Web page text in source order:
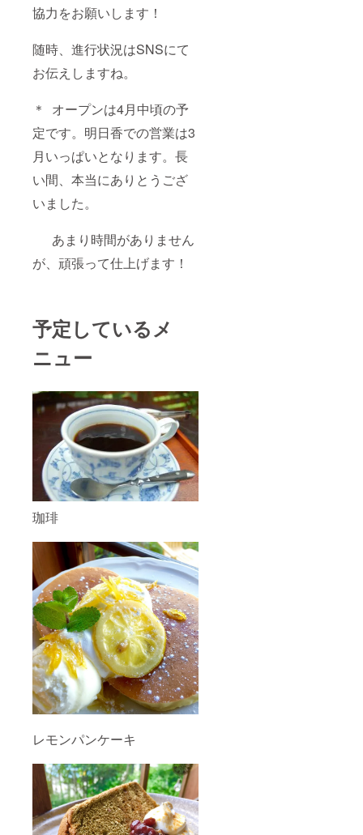
協力をお願いします！
随時、進行状況はSNSにて
お伝えしますね。
＊ オープンは4月中頃の予
定です。明日香での営業は3
月いっぱいとなります。長
い間、本当にありとうござ
いました。
あまり時間がありません
が、頑張って仕上げます！
予定しているメ
ニュー
珈琲
レモンパンケーキ